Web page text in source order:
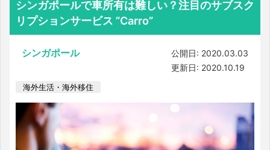
シンガポールで車所有は難しい？注目のサブスク
リプションサービス ”Carro”
シンガポール
公開日: 2020.03.03
更新日: 2020.10.19
海外生活・海外移住